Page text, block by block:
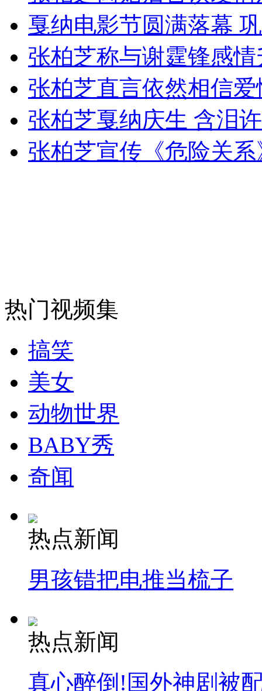
消防员救轻生者 花炮节热闹非凡 减压"枕头大战"
司机酒驾遇交警 急速倒车逃窜
戛纳电影节圆满落幕
张柏芝称与谢霆锋感
张柏芝直言依然相信爱
张柏芝戛纳庆生 含泪
张柏芝宣传《危险关
热门视频集
搞笑
美女
动物世界
BABY秀
奇闻
热点新闻
男孩错把电推当梳子
热点新闻
真心醉倒!国外神剧被